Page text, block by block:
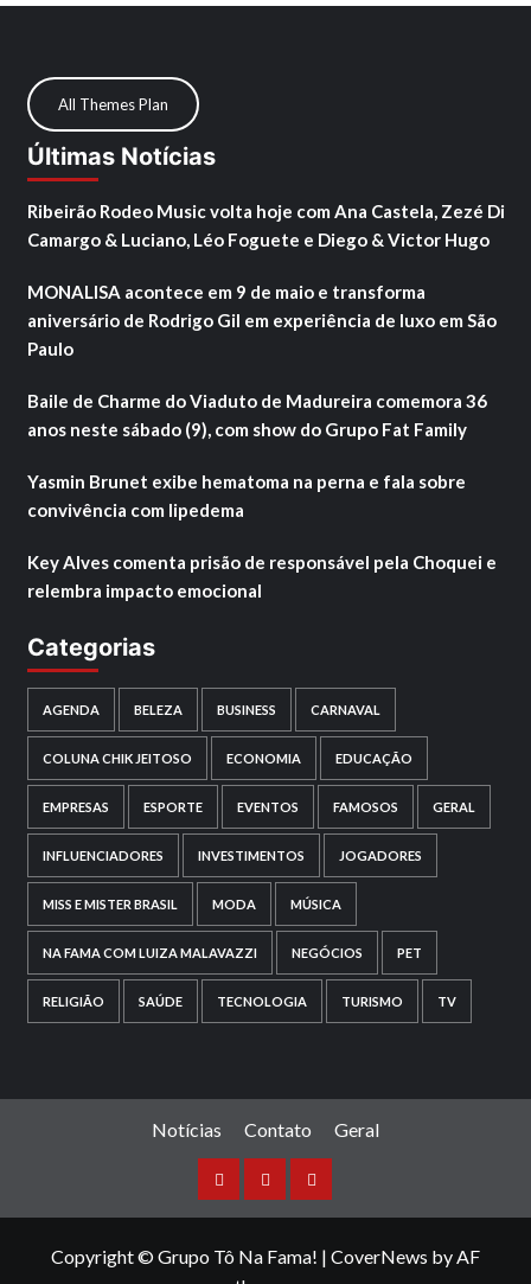
All Themes Plan
Últimas Notícias
Ribeirão Rodeo Music volta hoje com Ana Castela, Zezé Di
Camargo & Luciano, Léo Foguete e Diego & Victor Hugo
MONALISA acontece em 9 de maio e transforma
aniversário de Rodrigo Gil em experiência de luxo em São
Paulo
Baile de Charme do Viaduto de Madureira comemora 36
anos neste sábado (9), com show do Grupo Fat Family
Yasmin Brunet exibe hematoma na perna e fala sobre
convivência com lipedema
Key Alves comenta prisão de responsável pela Choquei e
relembra impacto emocional
Categorias
AGENDA BELEZA BUSINESS CARNAVAL
COLUNA CHIK JEITOSO ECONOMIA EDUCAÇÃO
EMPRESAS ESPORTE EVENTOS FAMOSOS GERAL
INFLUENCIADORES INVESTIMENTOS JOGADORES
MISS E MISTER BRASIL MODA MÚSICA
NA FAMA COM LUIZA MALAVAZZI NEGÓCIOS PET
RELIGIÃO SAÚDE TECNOLOGIA TURISMO TV
Notícias Contato Geral
Copyright © Grupo Tô Na Fama! | CoverNews by AF